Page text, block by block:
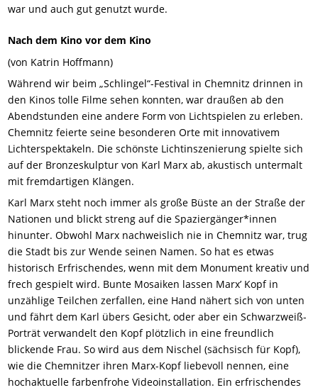
war und auch gut genutzt wurde.
Nach dem Kino vor dem Kino
(von Katrin Hoffmann)
Während wir beim „Schlingel“-Festival in Chemnitz drinnen in
den Kinos tolle Filme sehen konnten, war draußen ab den
Abendstunden eine andere Form von Lichtspielen zu erleben.
Chemnitz feierte seine besonderen Orte mit innovativem
Lichterspektakeln. Die schönste Lichtinszenierung spielte sich
auf der Bronzeskulptur von Karl Marx ab, akustisch untermalt
mit fremdartigen Klängen.
Karl Marx steht noch immer als große Büste an der Straße der
Nationen und blickt streng auf die Spaziergänger*innen
hinunter. Obwohl Marx nachweislich nie in Chemnitz war, trug
die Stadt bis zur Wende seinen Namen. So hat es etwas
historisch Erfrischendes, wenn mit dem Monument kreativ und
frech gespielt wird. Bunte Mosaiken lassen Marx’ Kopf in
unzählige Teilchen zerfallen, eine Hand nähert sich von unten
und fährt dem Karl übers Gesicht, oder aber ein Schwarzweiß-
Porträt verwandelt den Kopf plötzlich in eine freundlich
blickende Frau. So wird aus dem Nischel (sächsisch für Kopf),
wie die Chemnitzer ihren Marx-Kopf liebevoll nennen, eine
hochaktuelle farbenfrohe Videoinstallation. Ein erfrischendes